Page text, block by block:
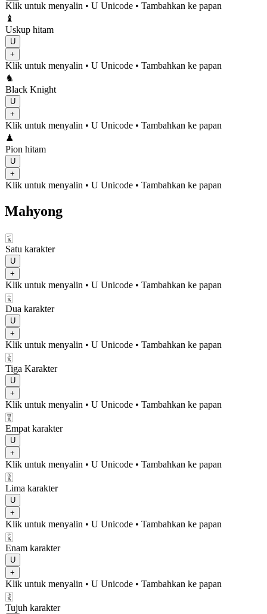
Klik untuk menyalin • U Unicode • Tambahkan ke papan
♝
Uskup hitam
U
+
Klik untuk menyalin • U Unicode • Tambahkan ke papan
♞
Black Knight
U
+
Klik untuk menyalin • U Unicode • Tambahkan ke papan
♟
Pion hitam
U
+
Klik untuk menyalin • U Unicode • Tambahkan ke papan
Mahyong
🀇
Satu karakter
U
+
Klik untuk menyalin • U Unicode • Tambahkan ke papan
🀈
Dua karakter
U
+
Klik untuk menyalin • U Unicode • Tambahkan ke papan
🀉
Tiga Karakter
U
+
Klik untuk menyalin • U Unicode • Tambahkan ke papan
🀊
Empat karakter
U
+
Klik untuk menyalin • U Unicode • Tambahkan ke papan
🀋
Lima karakter
U
+
Klik untuk menyalin • U Unicode • Tambahkan ke papan
🀌
Enam karakter
U
+
Klik untuk menyalin • U Unicode • Tambahkan ke papan
🀍
Tujuh karakter